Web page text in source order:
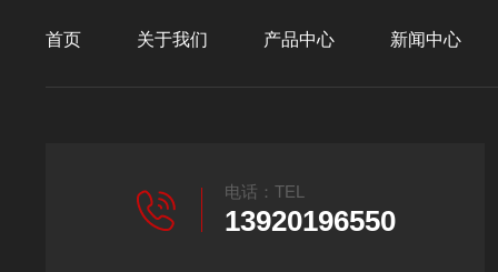
首页 关于我们 产品中心 新闻中心
电话：TEL
13920196550